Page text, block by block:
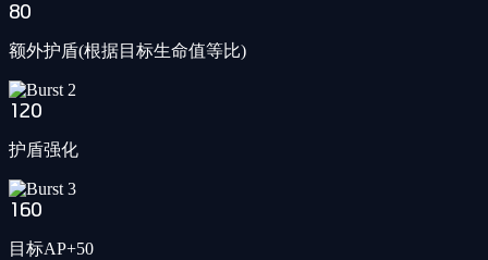
80
额外护盾(根据目标生命值等比)
120
护盾强化
160
目标AP+50